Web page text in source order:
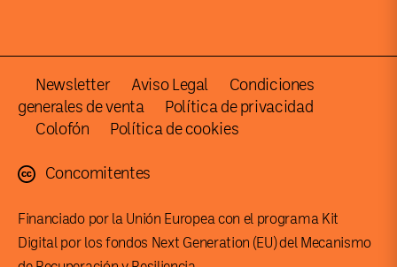
Newsletter Aviso Legal
Condiciones
generales de venta
Política de privacidad
Colofón
Política de cookies
Concomitentes
Financiado por la Unión Europea con el programa Kit
Digital por los fondos Next Generation (EU) del Mecanismo